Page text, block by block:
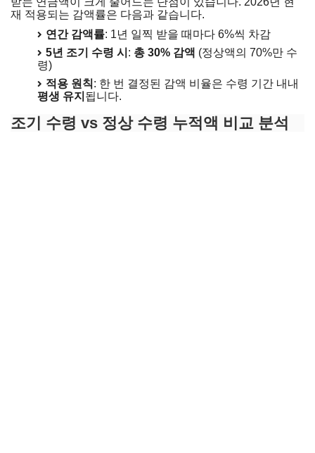
재 적용되는 감액률은 다음과 같습니다.
연간 감액률: 1년 일찍 받을 때마다 6%씩 차감
5년 조기 수령 시 : 총 30% 감액 (정상액의 70%만 수
령)
적용 원칙: 한 번 결정된 감액 비율은 수령 기간 내내
평생 유지 됩니다.
조기 수령 vs 정상 수령 누적액 비교 분석